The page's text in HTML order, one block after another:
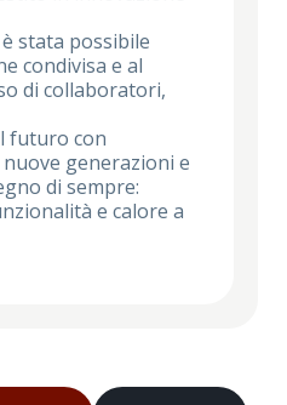
stata possibile
condivisa e al
di collaboratori,
futuro con
nuove generazioni e
di sempre:
e calore a